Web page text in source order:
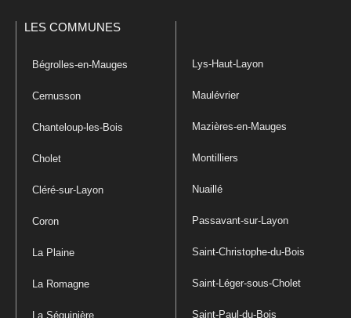
LES COMMUNES
Bégrolles-en-Mauges
Cernusson
Chanteloup-les-Bois
Cholet
Cléré-sur-Layon
Coron
La Plaine
La Romagne
La Séguinière
Lys-Haut-Layon
Maulévrier
Mazières-en-Mauges
Montilliers
Nuaillé
Passavant-sur-Layon
Saint-Christophe-du-Bois
Saint-Léger-sous-Cholet
Saint-Paul-du-Bois